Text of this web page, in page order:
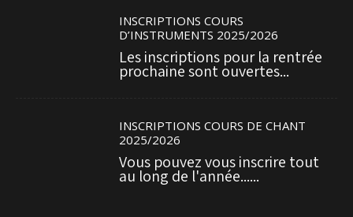
INSCRIPTIONS COURS
D’INSTRUMENTS 2025/2026
Les inscriptions pour la rentrée
prochaine sont ouvertes...
INSCRIPTIONS COURS DE CHANT
2025/2026
Vous pouvez vous inscrire tout
au long de l'année......